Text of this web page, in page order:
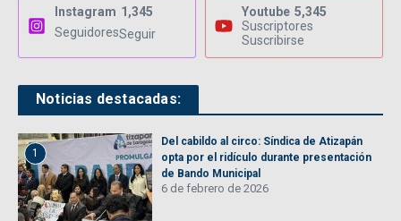
Instagram 1,345
SeguidoresSeguir
Youtube 5,345
Suscriptores
Suscribirse
Noticias destacadas:
1
Del cabildo al circo: Síndica de Atizapán
opta por el ridículo durante presentación
de Bando Municipal
6 de febrero de 2026